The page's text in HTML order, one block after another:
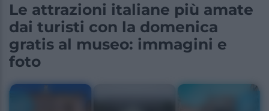
Le attrazioni italiane più amate
dai turisti con la domenica
gratis al museo: immagini e
foto